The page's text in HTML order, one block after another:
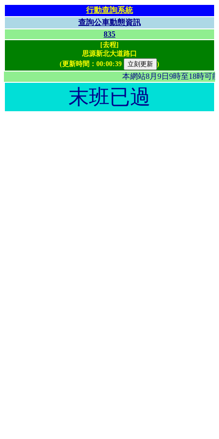
行動查詢系統
查詢公車動態資訊
835
[去程]
思源新北大道路口
(更新時間： 00:00:39 )
本網站8月9日9時至18
末班已過